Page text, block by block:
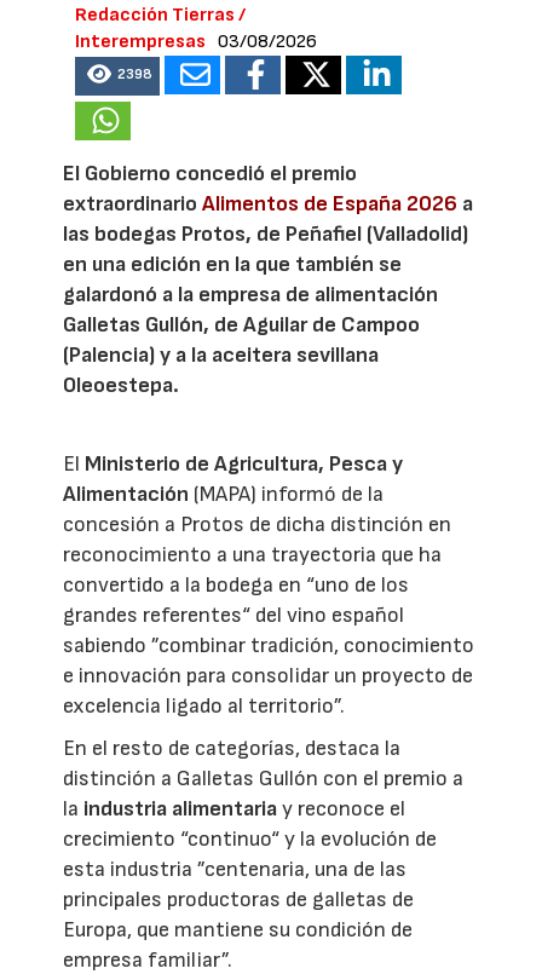
Redacción Tierras /
Interempresas
03/08/2026
2398
El Gobierno concedió el premio
extraordinarioAlimentos de España 2026 a
las bodegas Protos, de Peñafiel (Valladolid)
en una edición en la que también se
galardonó a la empresa de alimentación
Galletas Gullón, de Aguilar de Campoo
(Palencia) y a la aceitera sevillana
Oleoestepa.
El Ministerio de Agricultura, Pesca y
Alimentación (MAPA) informó de la
concesión a Protos de dicha distinción en
reconocimiento a una trayectoria que ha
convertido a la bodega en “uno de los
grandes referentes“ del vino español
sabiendo ”combinar tradición, conocimiento
e innovación para consolidar un proyecto de
excelencia ligado al territorio”.
En el resto de categorías, destaca la
distinción a Galletas Gullón con el premio a
la industria alimentariay reconoce el
crecimiento “continuo“ y la evolución de
esta industria ”centenaria, una de las
principales productoras de galletas de
Europa, que mantiene su condición de
empresa familiar”.